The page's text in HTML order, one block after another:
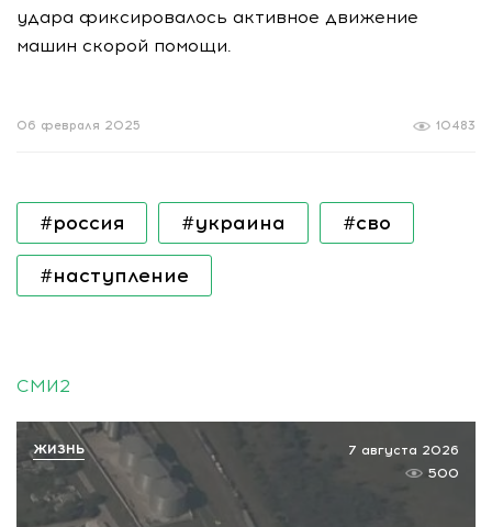
удара фиксировалось активное движение
машин скорой помощи.
10483
06 февраля 2025
#россия #украина #сво
#наступление
СМИ2
7 августа 2026
500
ЖИЗНЬ